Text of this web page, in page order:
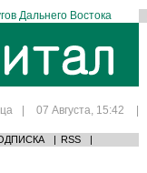
Дальнего Востока
| 07 Августа, 15:42 |
| RSS |